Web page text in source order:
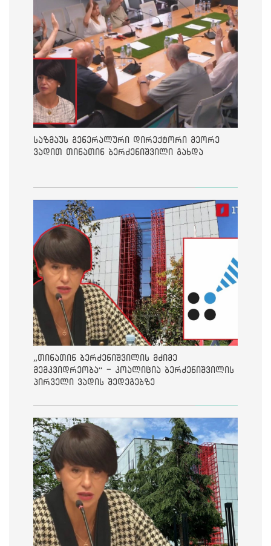
საზმაუს გენერალური დირექტორი მეორე
ვადით თინათინ ბერძენიშვილი გახდა
„თინათინ ბერძენიშვილის მძიმე
მემკვიდრეობა“ - კოალიცია ბერძენიშვილის
პირველი ვადის შედეგებზე